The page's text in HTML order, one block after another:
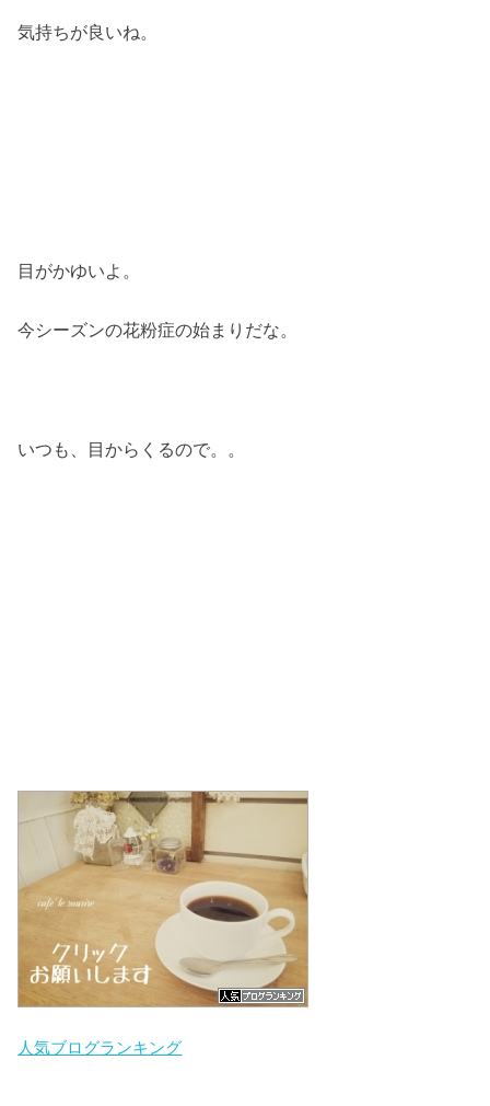
気持ちが良いね。
目がかゆいよ。
今シーズンの花粉症の始まりだな。
いつも、目からくるので。。
人気ブログランキング